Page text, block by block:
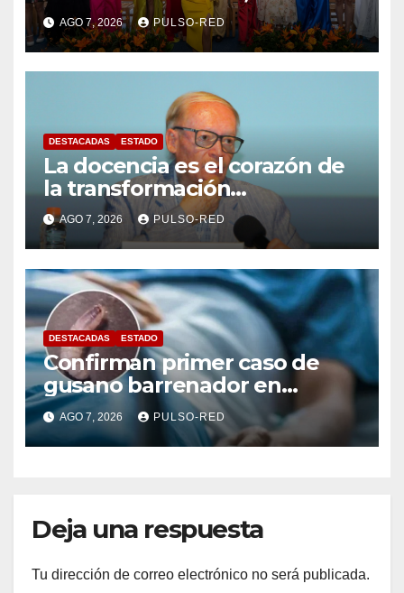
de Ferias 2026: La Flor
Tlaxcalteca”
AGO 7, 2026 PULSO-RED
DESTACADAS ESTADO
La docencia es el corazón de
la transformación
universitaria: Rector de la
UATx
AGO 7, 2026 PULSO-RED
DESTACADAS ESTADO
Confirman primer caso de
gusano barrenador en
humano en Tlaxcala
AGO 7, 2026 PULSO-RED
Deja una respuesta
Tu dirección de correo electrónico no será publicada.